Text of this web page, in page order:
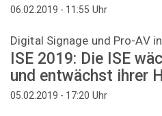
06.02.2019 - 11:55 Uhr
Digital Signage und Pro-AV
ISE 2019: Die ISE
und entwächst ihrer
05.02.2019 - 17:20 Uhr